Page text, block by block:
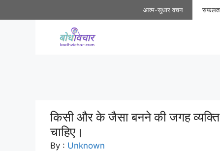
to
आत्म-सुधार वचन
किसी और के जैसा बनने की जगह
चाहिए।
By : Unknown